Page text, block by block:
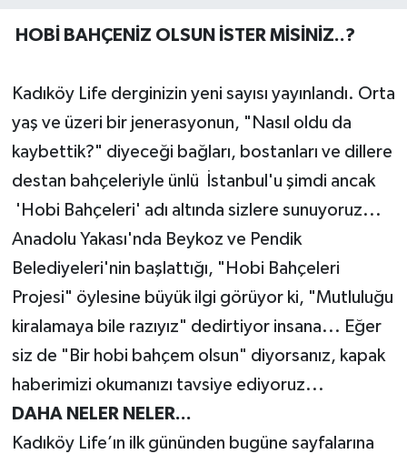
HOBİ BAHÇENİZ OLSUN İSTER MİSİNİZ..?
Kadıköy Life derginizin yeni sayısı yayınlandı. Orta
yaş ve üzeri bir jenerasyonun, "Nasıl oldu da
kaybettik?" diyeceği bağları, bostanları ve dillere
destan bahçeleriyle ünlü İstanbul'u şimdi ancak
'Hobi Bahçeleri' adı altında sizlere sunuyoruz...
Anadolu Yakası'nda Beykoz ve Pendik
Belediyeleri'nin başlattığı, "Hobi Bahçeleri
Projesi" öylesine büyük ilgi görüyor ki, "Mutluluğu
kiralamaya bile razıyız" dedirtiyor insana... Eğer
siz de "Bir hobi bahçem olsun" diyorsanız, kapak
haberimizi okumanızı tavsiye ediyoruz...
DAHA NELER NELER...
Kadıköy Life’ın ilk gününden bugüne sayfalarına